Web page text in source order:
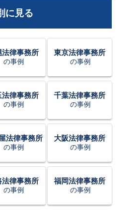
に見る
法律事務所
の事例
東京法律事務所
の事例
法律事務所
の事例
千葉法律事務所
の事例
法律事務所
の事例
大阪法律事務所
の事例
法律事務所
の事例
福岡法律事務所
の事例